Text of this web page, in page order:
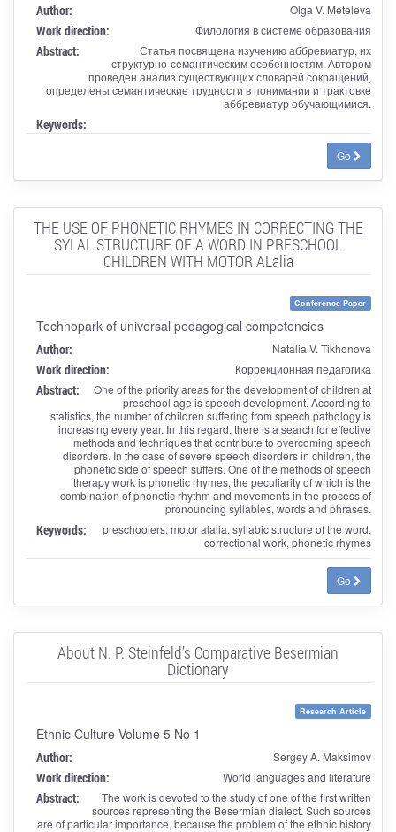
Author: Olga V. Meteleva
Work direction: Филология в системе образования
Abstract:
Статья посвящена изучению аббревиатур, их
структурно-семантическим особенностям. Автором
проведен анализ существующих словарей сокращений,
определены семантические трудности в понимании и трактовке
аббревиатур обучающимися.
Keywords:
Go
THE USE OF PHONETIC RHYMES IN CORRECTING THE
SYLAL STRUCTURE OF A WORD IN PRESCHOOL
CHILDREN WITH MOTOR ALalia
Conference Paper
Technopark of universal pedagogical competencies
Author: Natalia V. Tikhonova
Work direction: Коррекционная педагогика
Abstract:
One of the priority areas for the development of children at
preschool age is speech development. According to
statistics, the number of children suffering from speech pathology is
increasing every year. In this regard, there is a search for effective
methods and techniques that contribute to overcoming speech
disorders. In the case of severe speech disorders in children, the
phonetic side of speech suffers. One of the methods of speech
therapy work is phonetic rhymes, the peculiarity of which is the
combination of phonetic rhythm and movements in the process of
pronouncing syllables, words and phrases.
Keywords:
preschoolers, motor alalia, syllabic structure of the word,
correctional work, phonetic rhymes
Go
About N. P. Steinfeld’s Comparative Besermian
Dictionary
Research Article
Ethnic Culture Volume 5 No 1
Author: Sergey A. Maksimov
Work direction: World languages and literature
Abstract:
The work is devoted to the study of one of the first written
sources representing the Besermian dialect. Such sources
are of particular importance, because the problem of the ethnic history